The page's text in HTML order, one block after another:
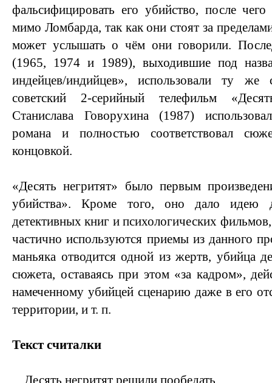
фальсифицировать его убийство, после
мимо Ломбарда, так как они стоят за
может услышать о чём они говорили.
(1965, 1974 и 1989), выходившие под
индейцев/индийцев», использовали ту же
советский 2-серийный телефильм
Станислава Говорухина (1987)
романа и полностью соответствовал
концовкой.
«Десять негритят» было первым
убийства». Кроме того, оно дало идею
детективных книг и психологических
частично используются приемы из данного
маньяка отводится одной из жертв, убийца
сюжета, оставаясь при этом «за кадром»,
намеченному убийцей сценарию даже в его
территории, и т. п.
Текст считалки
Десять негритят решили пообедать,